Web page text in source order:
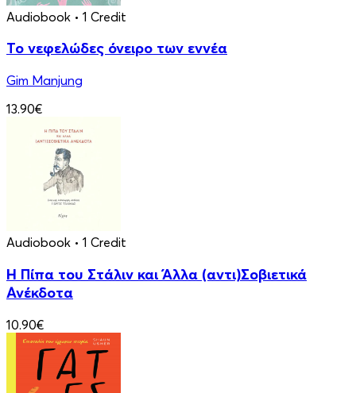
Audiobook • 1 Credit
Το νεφελώδες όνειρο των εννέα
Gim Manjung
13.90€
Audiobook • 1 Credit
Η Πίπα του Στάλιν και Άλλα (αντι)Σοβιετικά
Ανέκδοτα
10.90€